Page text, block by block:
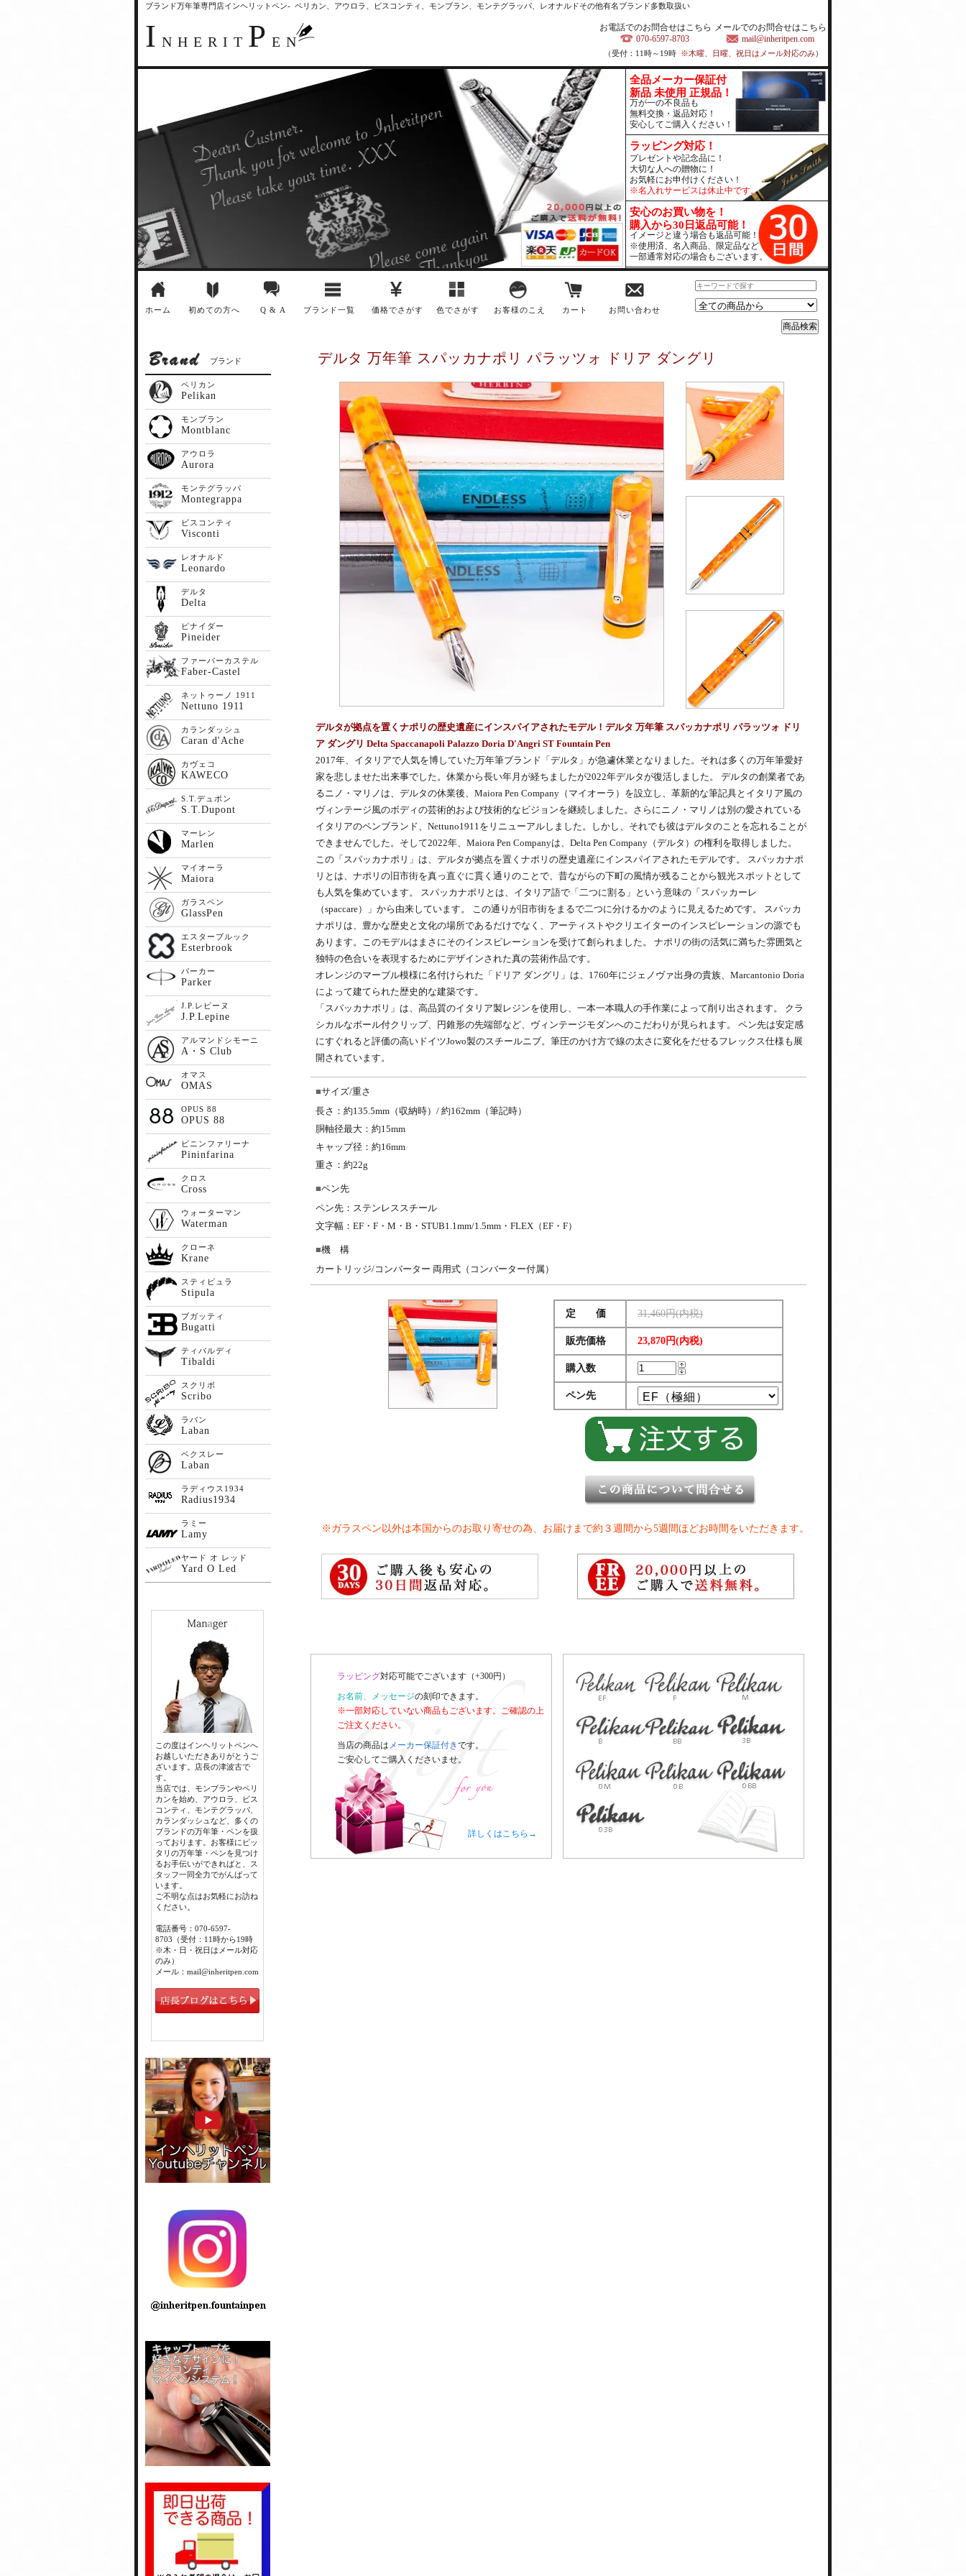
ブランド万年筆専門店インヘリットペン- ペリカン、アウロラ、ビスコンティ、モンブラン、モンテグラッパ、レオナルドその他有名ブランド多数取扱い
I NHERIT P EN
お電話でのお問合せはこちら
070-6597-8703
メールでのお問合せはこちら
mail@inheritpen.com
（受付：11時～19時 ※木曜、日曜、祝日はメール対応のみ）
全品メーカー保証付
新品 未使用 正規品！
万が一の不良品も
無料交換・返品対応！
安心してご購入ください！
ラッピング対応！
プレゼントや記念品に！
大切な人への贈物に！
お気軽にお申付けください！
※名入れサービスは休止中です。
安心のお買い物を！
購入から30日返品可能！
イメージと違う場合も返品可能！
※使用済、名入商品、限定品など
一部通常対応の場合もございます。
ホーム 初めての方へ Q & A ブランド一覧 価格でさがす 色でさがす お客様のこえ カート お問い合わせ
デルタ 万年筆 スパッカナポリ パラッツォ ドリア ダングリ
デルタが拠点を置くナポリの歴史遺産にインスパイアされたモデル！デルタ 万年筆 スパッカナポリ パラッツォ ドリ
ア ダングリ Delta Spaccanapoli Palazzo Doria D'Angri ST Fountain Pen
2017年、イタリアで人気を博していた万年筆ブランド「デルタ」が急遽休業となりました。それは多くの万年筆愛好
家を悲しませた出来事でした。休業から長い年月が経ちましたが2022年デルタが復活しました。 デルタの創業者であ
るニノ・マリノは、デルタの休業後、Maiora Pen Company（マイオーラ）を設立し、革新的な筆記具とイタリア風の
ヴィンテージ風のボディの芸術的および技術的なビジョンを継続しました。さらにニノ・マリノは別の愛されている
イタリアのペンブランド、Nettuno1911をリニューアルしました。しかし、それでも彼はデルタのことを忘れることが
できませんでした。そして2022年、Maiora Pen Companyは、Delta Pen Company（デルタ）の権利を取得しました。
この「スパッカナポリ」は、デルタが拠点を置くナポリの歴史遺産にインスパイアされたモデルです。 スパッカナポ
リとは、ナポリの旧市街を真っ直ぐに貫く通りのことで、昔ながらの下町の風情が残ることから観光スポットとして
も人気を集めています。 スパッカナポリとは、イタリア語で「二つに割る」という意味の「スパッカーレ
（spaccare）」から由来しています。 この通りが旧市街をまるで二つに分けるかのように見えるためです。 スパッカ
ナポリは、豊かな歴史と文化の場所であるだけでなく、アーティストやクリエイターのインスピレーションの源でも
あります。このモデルはまさにそのインスピレーションを受けて創られました。 ナポリの街の活気に満ちた雰囲気と
独特の色合いを表現するためにデザインされた真の芸術作品です。
オレンジのマーブル模様に名付けられた「ドリア ダングリ」は、1760年にジェノヴァ出身の貴族、Marcantonio Doria
によって建てられた歴史的な建築です。
「スパッカナポリ」は、高品質のイタリア製レジンを使用し、一本一本職人の手作業によって削り出されます。 クラ
シカルなボール付クリップ、円錐形の先端部など、ヴィンテージモダンへのこだわりが見られます。 ペン先は安定感
にすぐれると評価の高いドイツJowo製のスチールニブ。筆圧のかけ方で線の太さに変化をだせるフレックス仕様も展
開されています。
サイズ/重さ
長さ：約135.5mm（収納時）/ 約162mm（筆記時）
胴軸径最大：約15mm
キャップ径：約16mm
重さ：約22g
ペン先
ペン先：ステンレススチール
文字幅：EF・F・M・B・STUB1.1mm/1.5mm・FLEX（EF・F）
機 構
カートリッジ/コンバーター 両用式（コンバーター付属）
定 価 31,460円(内税)
販売価格 23,870円(内税)
購入数
ペン先
※ガラスペン以外は本国からのお取り寄せの為、お届けまで約３週間から5週間ほどお時間をいただきます。
ラッピング対応可能でございます（+300円）
お名前、メッセージの刻印できます。
※一部対応していない商品もございます。ご確認の上
ご注文ください。
当店の商品は メーカー保証付きです。
ご安心してご購入くださいませ。
詳しくはこちら→
ブランド
ペリカン
Pelikan
モンブラン
Montblanc
アウロラ
Aurora
モンテグラッパ
Montegrappa
ビスコンティ
Visconti
レオナルド
Leonardo
デルタ
Delta
ピナイダー
Pineider
ファーバーカステル
Faber-Castel
ネットゥーノ 1911
Nettuno 1911
カランダッシュ
Caran d'Ache
カヴェコ
KAWECO
S.T.デュポン
S.T.Dupont
マーレン
Marlen
マイオーラ
Maiora
ガラスペン
GlassPen
エスターブルック
Esterbrook
パーカー
Parker
J.P.レピーヌ
J.P.Lepine
アルマンドシモーニ
A・S Club
オマス
OMAS
OPUS 88
OPUS 88
ピニンファリーナ
Pininfarina
クロス
Cross
ウォーターマン
Waterman
クローネ
Krane
スティピュラ
Stipula
ブガッティ
Bugatti
ティバルディ
Tibaldi
スクリボ
Scribo
ラバン
Laban
ベクスレー
Laban
ラディウス1934
Radius1934
ラミー
Lamy
ヤード オ レッド
Yard O Led
この度はインヘリットペンへ
お越しいただきありがとうご
ざいます。店長の津波古で
す。
当店では、モンブランやペリ
カンを始め、アウロラ、ビス
コンティ、モンテグラッパ、
カランダッシュなど、多くの
ブランドの万年筆・ペンを扱
っております。お客様にピッ
タリの万年筆・ペンを見つけ
るお手伝いができればと、ス
タッフ一同全力でがんばって
います。
ご不明な点はお気軽にお訪ね
ください。
電話番号：070-6597-
8703（受付：11時から19時
※木・日・祝日はメール対応
のみ）
メール：mail@inheritpen.com